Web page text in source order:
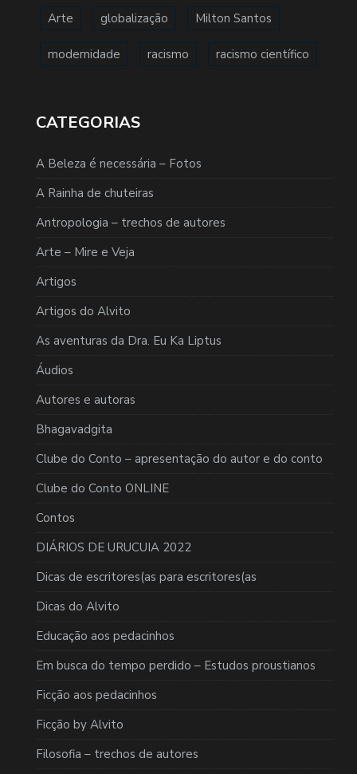
Arte globalização Milton Santos
modernidade racismo racismo científico
CATEGORIAS
A Beleza é necessária – Fotos
A Rainha de chuteiras
Antropologia – trechos de autores
Arte – Mire e Veja
Artigos
Artigos do Alvito
As aventuras da Dra. Eu Ka Liptus
Áudios
Autores e autoras
Bhagavadgita
Clube do Conto – apresentação do autor e do conto
Clube do Conto ONLINE
Contos
DIÁRIOS DE URUCUIA 2022
Dicas de escritores(as para escritores(as
Dicas do Alvito
Educação aos pedacinhos
Em busca do tempo perdido – Estudos proustianos
Ficção aos pedacinhos
Ficção by Alvito
Filosofia – trechos de autores